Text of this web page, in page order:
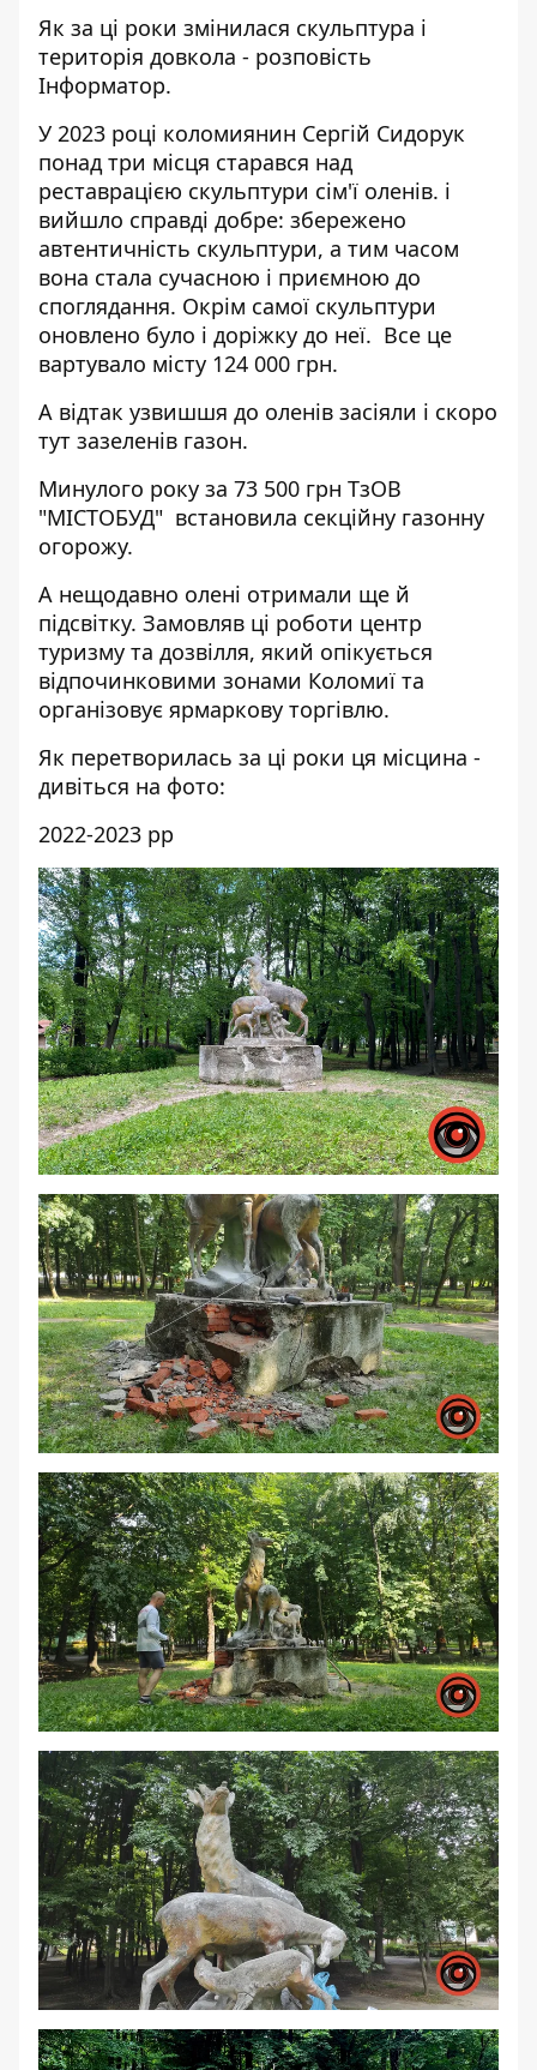
Як за ці роки змінилася скульптура і
територія довкола - розповість
Інформатор.
У 2023 році коломиянин Сергій Сидорук
понад три місця старався над
реставрацією скульптури сім'ї оленів. і
вийшло справді добре: збережено
автентичність скульптури, а тим часом
вона стала сучасною і приємною до
споглядання. Окрім самої скульптури
оновлено було і доріжку до неї. Все це
вартувало місту 124 000 грн.
А відтак узвишшя до оленів засіяли і скоро
тут зазеленів газон.
Минулого року за 73 500 грн ТзОВ
"МІСТОБУД" встановила секційну газонну
огорожу.
А нещодавно олені отримали ще й
підсвітку. Замовляв ці роботи центр
туризму та дозвілля, який опікується
відпочинковими зонами Коломиї та
організовує ярмаркову торгівлю.
Як перетворилась за ці роки ця місцина -
дивіться на фото:
2022-2023 рр